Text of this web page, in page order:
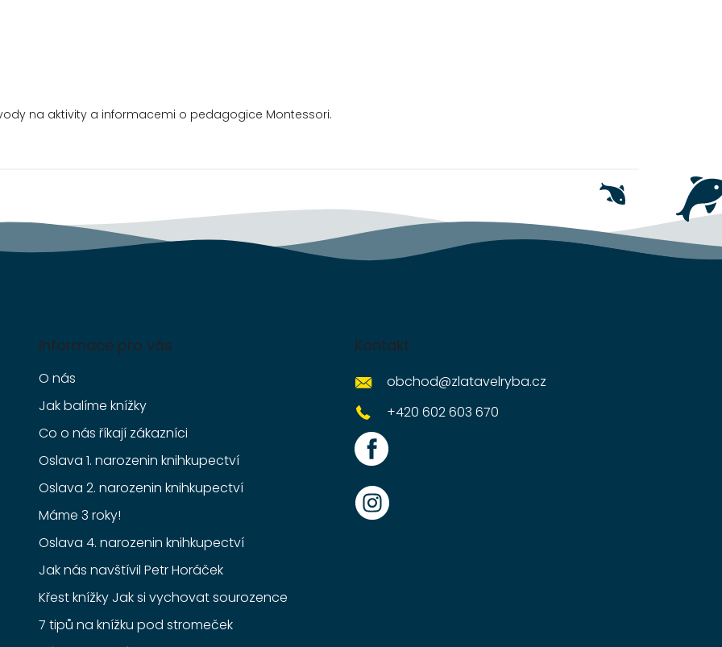
na aktivity a informacemi o pedagogice Montessori.
Informace pro vás
O nás
Jak balíme knížky
Co o nás říkají zákazníci
Oslava 1. narozenin knihkupectví
Oslava 2. narozenin knihkupectví
Máme 3 roky!
Oslava 4. narozenin knihkupectví
Jak nás navštívil Petr Horáček
Křest knížky Jak si vychovat sourozence
7 tipů na knížku pod stromeček
Kontakt
obchod@zlatavelryba.cz
+420 602 603 670